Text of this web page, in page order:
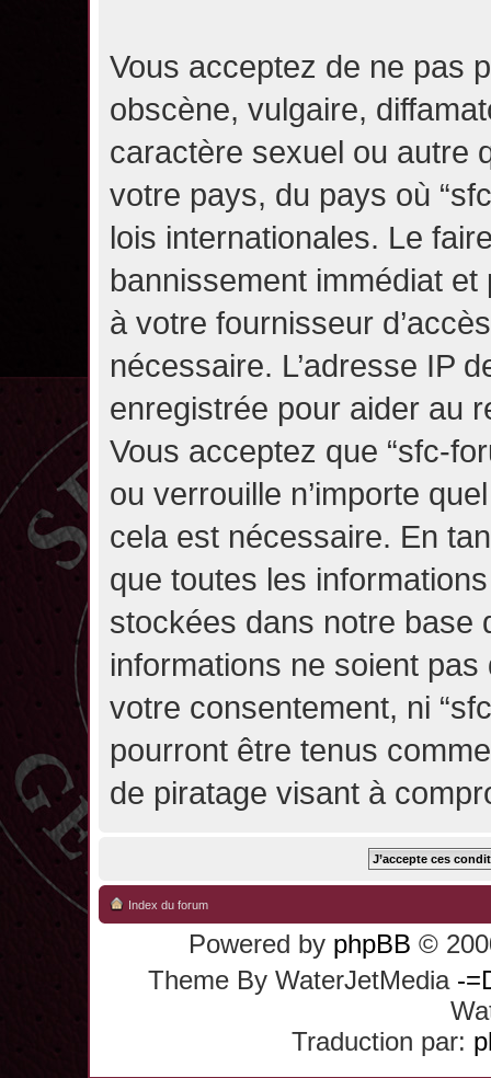
Vous acceptez de ne pas
obscène, vulgaire,
caractère sexuel ou autre
votre pays, du pays où
lois internationales. Le
bannissement immédiat
à votre fournisseur
nécessaire. L’adresse IP
enregistrée pour aider au
Vous acceptez que “sfc-
ou verrouille n’importe
cela est nécessaire. En
que toutes les
stockées dans notre base
informations ne soient
votre consentement, ni
pourront être tenus
de piratage visant à
Index du forum
Powered by phpBB ©
Theme By WaterJetMedia -
Traduction par: